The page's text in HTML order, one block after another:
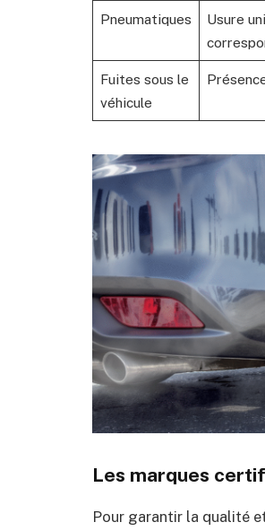
Pneumatiques
Usure
Fuites sous le
véhicule
Les marques
Pour garantir la qualité